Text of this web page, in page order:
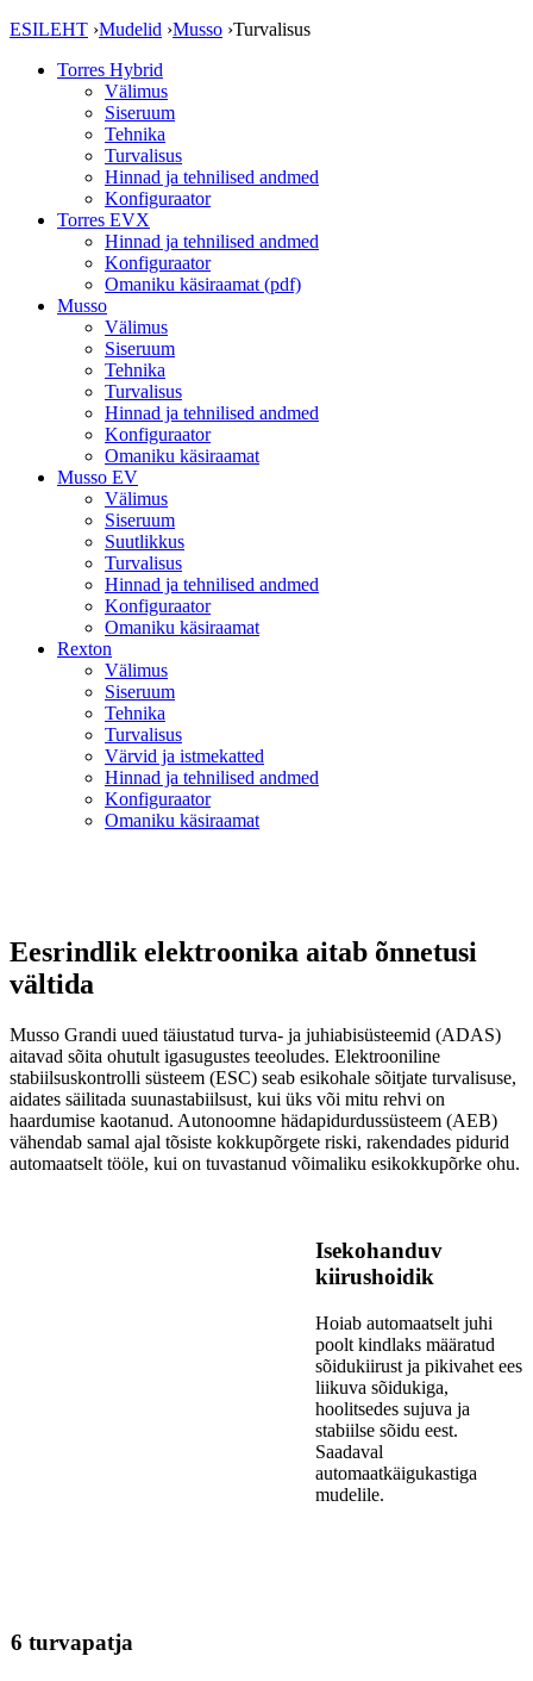
ESILEHT ›Mudelid ›Musso ›Turvalisus
Torres Hybrid
Välimus
Siseruum
Tehnika
Turvalisus
Hinnad ja tehnilised andmed
Konfiguraator
Torres EVX
Hinnad ja tehnilised andmed
Konfiguraator
Omaniku käsiraamat (pdf)
Musso
Välimus
Siseruum
Tehnika
Turvalisus
Hinnad ja tehnilised andmed
Konfiguraator
Omaniku käsiraamat
Musso EV
Välimus
Siseruum
Suutlikkus
Turvalisus
Hinnad ja tehnilised andmed
Konfiguraator
Omaniku käsiraamat
Rexton
Välimus
Siseruum
Tehnika
Turvalisus
Värvid ja istmekatted
Hinnad ja tehnilised andmed
Konfiguraator
Omaniku käsiraamat
Eesrindlik elektroonika aitab õnnetusi
vältida
Musso Grandi uued täiustatud turva- ja juhiabisüsteemid (ADAS)
aitavad sõita ohutult igasugustes teeoludes. Elektrooniline
stabiilsuskontrolli süsteem (ESC) seab esikohale sõitjate turvalisuse,
aidates säilitada suunastabiilsust, kui üks või mitu rehvi on
haardumise kaotanud. Autonoomne hädapidurdussüsteem (AEB)
vähendab samal ajal tõsiste kokkupõrgete riski, rakendades pidurid
automaatselt tööle, kui on tuvastanud võimaliku esikokkupõrke ohu.
Isekohanduv
kiirushoidik
Hoiab automaatselt juhi
poolt kindlaks määratud
sõidukiirust ja pikivahet ees
liikuva sõidukiga,
hoolitsedes sujuva ja
stabiilse sõidu eest.
Saadaval
automaatkäigukastiga
mudelile.
6 turvapatja